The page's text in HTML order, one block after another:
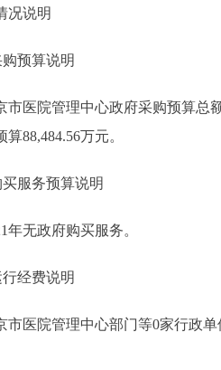
说明
预算说明
医院管理中心政府采购预算总额
88,484.56万元。
服务预算说明
无政府购买服务。
经费说明
医院管理中心部门等0家行政单